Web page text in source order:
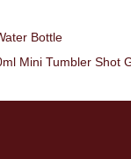
Bottle
Mini Tumbler Shot